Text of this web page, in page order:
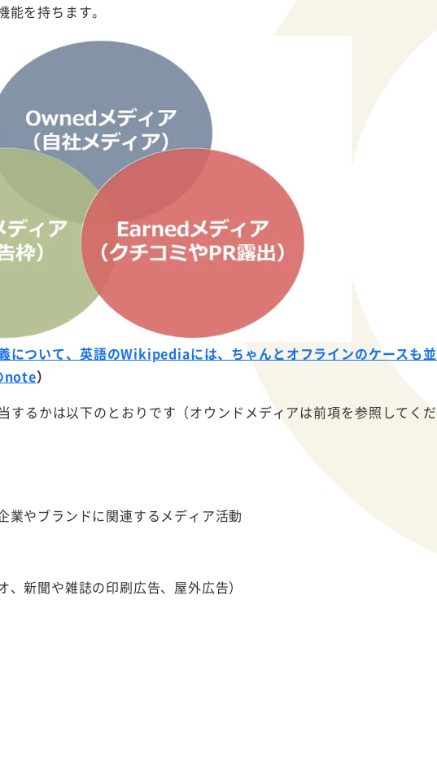
を持ちます。
について、英語のWikipediaには、ちゃんとオフラインのケースも並
note）
するかは以下のとおりです（オウンドメディアは前項を参照してくだ
業やブランドに関連するメディア活動
新聞や雑誌の印刷広告、屋外広告）